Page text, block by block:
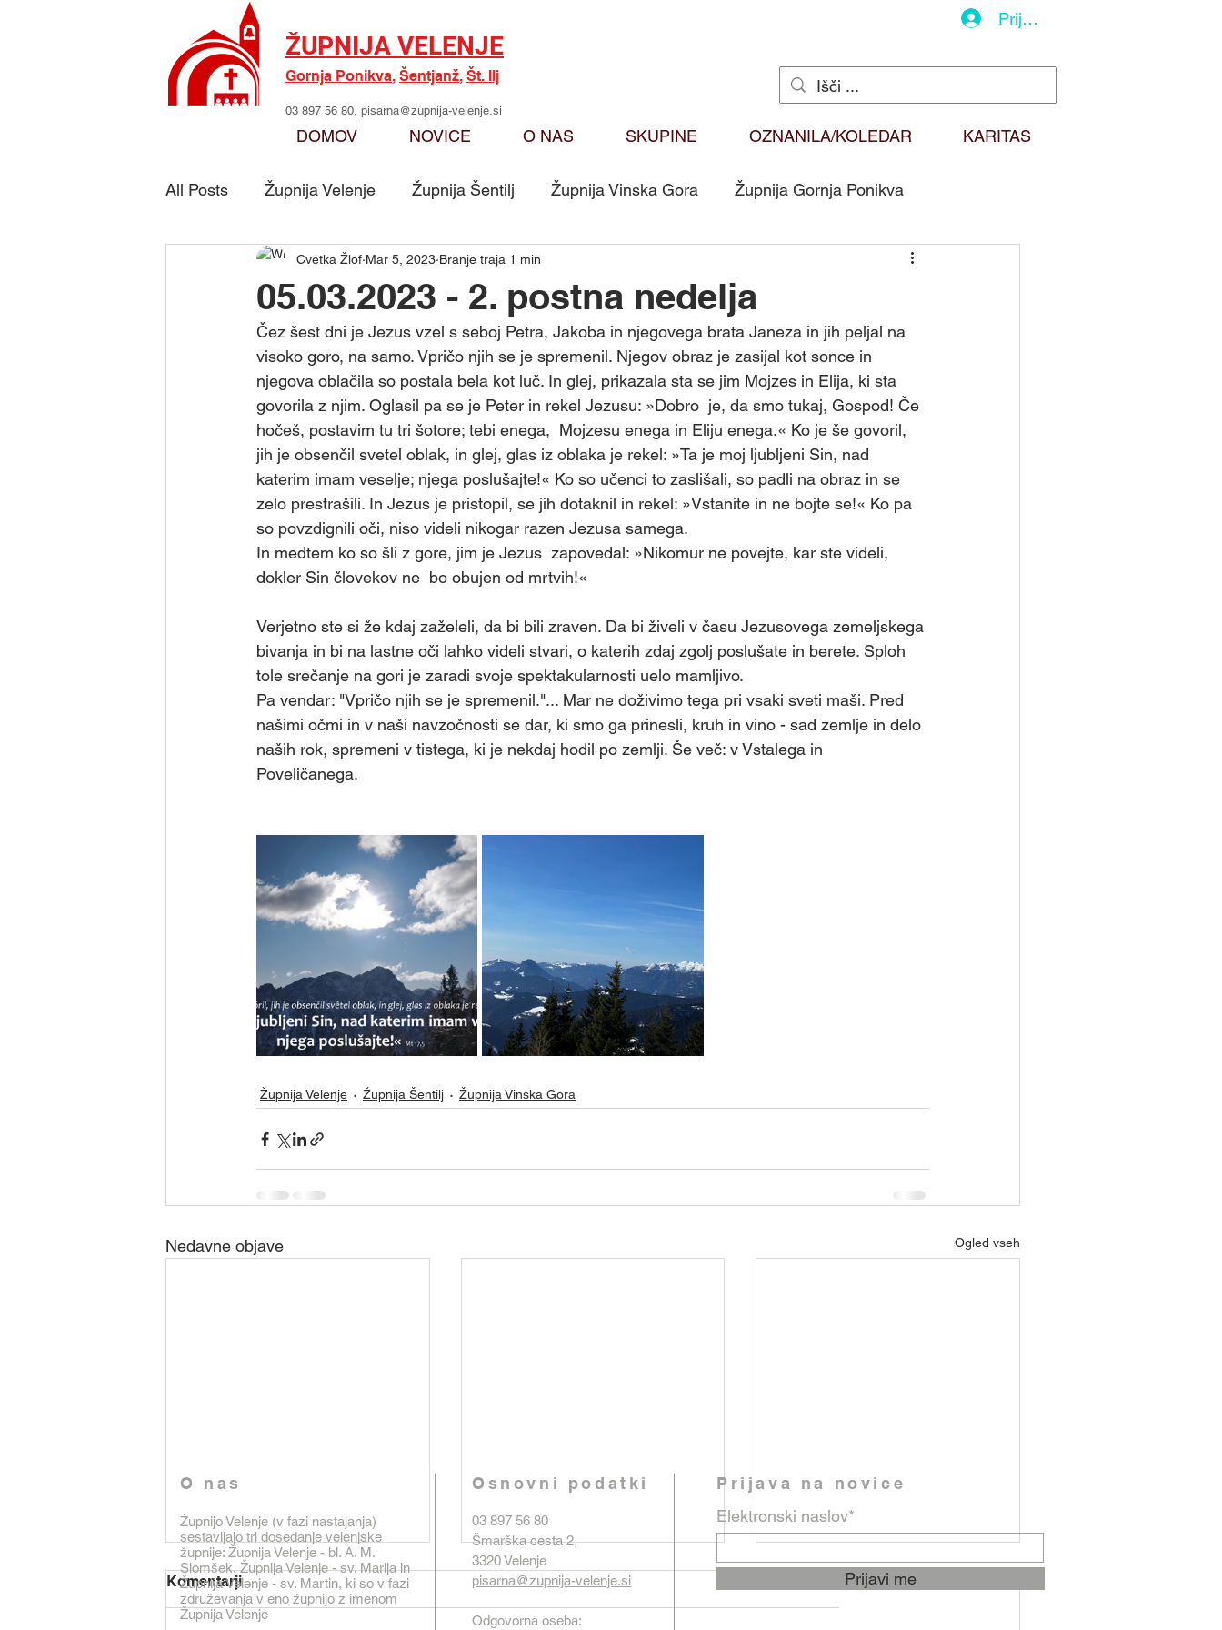
ŽUPNIJA VELENJE
Gornja Ponikva, Šentjanž, Št. Ilj
03 897 56 80, pisarna@zupnija-velenje.si
Prijava
DOMOV NOVICE O NAS SKUPINE OZNANILA/KOLEDAR KARITAS
All Posts Župnija Velenje Župnija Šentilj Župnija Vinska Gora Župnija Gornja Ponikva
Skupina - Možje sv. Jožefa Oznanila Karitas Duhovna misel
Skupina - Marijino delo Skupina - Ključarji Sv. Martin Skupina - Pritrkovalci Sv. Martin
Skupina - Skavti Skupina - Ministranti Skupina - Martinčki Skupina - Svetopisemske urice
Skupina - Prostovoljci za delovne a Skupina - Animatorji Skupina - Biblična Skupina - Kateheti
Skupina - Karitas Skupina - tamladi Skupina - Prostovoljci za kavo
05.03.2023 - 2. postna nedelja
Cvetka Žlof Mar 5, 2023 Branje traja 1 min
Čez šest dni je Jezus vzel s seboj Petra, Jakoba in njegovega brata Janeza in jih peljal na
visoko goro, na samo. Vpričo njih se je spremenil. Njegov obraz je zasijal kot sonce in
njegova oblačila so postala bela kot luč. In glej, prikazala sta se jim Mojzes in Elija, ki sta
govorila z njim. Oglasil pa se je Peter in rekel Jezusu: »Dobro  je, da smo tukaj, Gospod! Če
hočeš, postavim tu tri šotore; tebi enega,  Mojzesu enega in Eliju enega.« Ko je še govoril,
jih je obsenčil svetel oblak, in glej, glas iz oblaka je rekel: »Ta je moj ljubljeni Sin, nad
katerim imam veselje; njega poslušajte!« Ko so učenci to zaslišali, so padli na obraz in se
zelo prestrašili. In Jezus je pristopil, se jih dotaknil in rekel: »Vstanite in ne bojte se!« Ko pa
so povzdignili oči, niso videli nikogar razen Jezusa samega.
In medtem ko so šli z gore, jim je Jezus  zapovedal: »Nikomur ne povejte, kar ste videli,
dokler Sin človekov ne  bo obujen od mrtvih!«
Verjetno ste si že kdaj zaželeli, da bi bili zraven. Da bi živeli v času Jezusovega zemeljskega
bivanja in bi na lastne oči lahko videli stvari, o katerih zdaj zgolj poslušate in berete. Sploh
tole srečanje na gori je zaradi svoje spektakularnosti uelo mamljivo.
Pa vendar: "Vpričo njih se je spremenil."... Mar ne doživimo tega pri vsaki sveti maši. Pred
našimi očmi in v naši navzočnosti se dar, ki smo ga prinesli, kruh in vino - sad zemlje in delo
naših rok, spremeni v tistega, ki je nekdaj hodil po zemlji. Še več: v Vstalega in
Poveličanega.
Župnija Velenje Župnija Šentilj Župnija Vinska Gora
Nedavne objave Ogled vseh
Komentarji
O nas
Župnijo Velenje (v fazi nastajanja)
sestavljajo tri dosedanje velenjske
župnije: Župnija Velenje - bl. A. M.
Slomšek, Župnija Velenje - sv. Marija in
Župnija Velenje - sv. Martin, ki so v fazi
združevanja v eno župnijo z imenom
Župnija Velenje
Osnovni podatki
03 897 56 80
Šmarška cesta 2,
3320 Velenje
pisarna@zupnija-velenje.si
Odgovorna oseba:
Prijava na novice
Elektronski naslov*
Prijavi me